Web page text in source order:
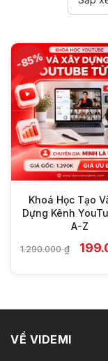
-85%
Khoá Học Tạo
Dựng Kênh
A-Z
1.290.000₫ Giá
gốc
VỀ VIDEMI